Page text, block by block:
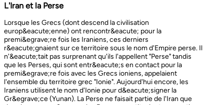
L'Iran et la Perse
Lorsque les Grecs (dont descend la civilisation europ&eacute;enne) ont rencontr&eacute; pour la premi&egrave;re fois les Iraniens, ces derniers r&eacute;gnaient sur ce territoire sous le nom d'Empire perse. Il n'&eacute;tait pas surprenant qu'ils l'appellent "Perse" tandis que les Perses, qui sont entr&eacute;s en contact pour la premi&egrave;re fois avec les Grecs ioniens, appelaient l'ensemble du territoire grec "Ionie". Aujourd'hui encore, les Iraniens utilisent le nom d'Ionie pour d&eacute;signer la Gr&egrave;ce (Yunan). La Perse ne faisait partie de l'Iran que dans la mesure o&ugrave; les Perses constituaient une partie du peuple iranien. Pourtant, elle avait parfois un sens encore plus large que l'Iran, car ce que l'on appelait historiquement la Perse ou l'empire perse comprenait non seulement un territoire beaucoup plus vaste que l'Iran actuel, mais aussi des pays et des peuples non iraniens comme l'&Eacute;gypte. "Perse" est rest&eacute; le terme europ&eacute;en pour l'Iran jusqu'en 1935, date &agrave; laquelle le gouvernement iranien a insist&eacute; pour que tous les pays appellent officiellement le pays par ce dernier nom. Mais le terme "Perse" a surv&eacute;cu et, encore aujourd'hui, pour de nombreux Occidentaux, la "Perse" a une connotation historique et culturelle beaucoup plus large que celle v&eacute;hicul&eacute;e par le terme "Iran", qu'ils confondaient parfois avec l'Irak. Beaucoup ne savent plus que l'Iran et la Perse sont la m&ecirc;me chose, pensant que l'Iran est aussi un pays arabe ! L'Iran actuel fait partie du plateau iranien, beaucoup plus vaste, dont l'ensemble a parfois fait partie de l'empire perse. Le pays est vaste, plus grand que le Royaume-Uni, la France, l'Espagne et l'Allemagne r&eacute;unis. Il est accident&eacute; et aride et, &agrave; l'exception de deux r&eacute;gions de plaine, il est constitu&eacute; de montagnes et de d&eacute;serts. Il y a deux grandes rang&eacute;es de montagnes, l'Alborz au nord, qui s'&eacute;tend du Caucase au nord-ouest jusqu'au Khorasan &agrave; l'est, et le Zagros, qui s'&eacute;tend de l'ouest au sud-est. Les grands d&eacute;serts, Dasht-e-Kavir et Dasht-e-Lut, tous deux situ&eacute;s &agrave; l'est, sont pratiquement inhabitables. Les deux r&eacute;gions de plaine sont le littoral de la mer Caspienne, qui se trouve au-dessous du niveau de la mer, a un climat subtropical et est couvert de for&ecirc;ts tropicales, et la plaine du Khuzestan au sud-ouest, qui est une continuation des terres fertiles de la M&eacute;sopotamie et est arros&eacute;e par le seul grand fleuve d'Iran, le Karun. Ainsi, la terre est abondante mais l'eau est rare, contrairement &agrave; un pays comme la Hollande o&ugrave; la terre est rare mais l'eau abondante. La raret&eacute; de l'eau a jou&eacute; un r&ocirc;le majeur non seulement en influen&ccedil;ant la nature et les syst&egrave;mes de l'agriculture iranienne, mais aussi un certain nombre de facteurs sociologiques cl&eacute;s, y compris la cause et la nature des &Eacute;tats iraniens. L'&eacute;tendue des montagnes et du d&eacute;sert a naturellement divis&eacute; la population iranienne en groupes relativement isol&eacute;s. Mais l'aridit&eacute; a jou&eacute; un r&ocirc;le encore plus important &agrave; cet &eacute;gard, et ce au niveau des plus petites unit&eacute;s sociales. Dans la majeure partie du pays, l'agriculture et l'&eacute;levage du b&eacute;tail n'&eacute;taient possibles que l&agrave; o&ugrave; l'eau de pluie naturelle, un petit ruisseau, un canal d'eau souterrain, appel&eacute; Qanat, ou une combinaison de ces &eacute;l&eacute;ments fournissait l'approvisionnement minimal n&eacute;cessaire en eau. Le Qanat ou Kariz est un d&eacute;veloppement ing&eacute;nieux des temps anciens, qui remonte &agrave; bien avant la fondation de l'empire perse. &Agrave; partir d'une nappe phr&eacute;atique existante dans les hautes terres, un tunnel est creus&eacute; sous le sol, en pente descendante vers les basses terres (pr&egrave;s des fermes environnantes) o&ugrave; il remonte &agrave; la surface. L'eau qui s'&eacute;coule de la source par gravit&eacute; est ensuite distribu&eacute;e par d'&eacute;troits canaux l&agrave; o&ugrave; elle est n&eacute;cessaire pour l'irrigation et d'autres usages. Le peuple iranien &Agrave; l'origine, les Iraniens &eacute;taient plus une ethnie qu'une nation et les perses se comptaient comme un groupe parmi un bon nombre des Iraniens. A part le pays qui s'appelle aujourd'hui l'Iran, l'Afghanistan et le Tadjikistan appartiennent &eacute;galement &agrave; un territoire iranien plus large dans leurs concepts historiques et culturels. En plus la domaine culturelle iranienne d&eacute;passe encore plus loin que la fronti&egrave;re de l&rsquo;ensemble de ces trois pays et s'&eacute;tendant jusqu&rsquo;au cot&eacute; nordique de l'Inde, l'Ouzb&eacute;kistan, le Turkm&eacute;nistan, le Caucase et l'Anatolie : Aujourd&rsquo;hui , c&rsquo;est ce que l&rsquo;on appelle &lsquo;&rsquo; Monde Persan&rsquo;&rsquo; La langue persane est une des langues iraniennes, alors qu&rsquo;il en existe d'autres vari&eacute;t&eacute;s dont le kurde et le pashto. En Iran, certaines langues locales sont encore parl&eacute;es en tant que des langues vivantes tandis que d&rsquo;autre langues r&eacute;gionales que l&rsquo;iranienne sont &eacute;galement parl&eacute;s en Iran tels que le turc et l&rsquo;arabe. En plus, d'autres formats de la langue persane sont parl&eacute;es en Afghanistan et au Tadjikistan, si bien que les r&eacute;sidents dans ces trois pays arrivent &agrave; se comprendre lors de la conversation et de la communication litt&eacute;raire. Egalement d'autres dialectes persans sont parl&eacute;s en Iran. A vraie dire , n&rsquo;importe quel argument &agrave; propos de l&rsquo;histoire de l&rsquo;Iran, de son &eacute;conomie et de sa politique ne serait pas raisonnable sauf qu&rsquo;on puisse tenir en compte les nomades qui ont &eacute;tabli leurs royaume &agrave; partir de l&rsquo;&eacute;poque des Perses au Qajars qui r&eacute;gnaient jusuq&rsquo;aux20&egrave;me si&egrave;cle. Suit &agrave; la recherches des p&acirc;turages encore plus verts et des sols fertils, diff&eacute;rents &eacute;thnies comme le turques, sont partis vers les r&eacute;gions au nord, nord-est et l&rsquo;est de la Perse . Apr&egrave;s avoir s&rsquo;h&eacute;berger , ils fallait qu&rsquo;ils se pr&eacute;par&egrave;rent pour faire face aux &eacute;nemies etrang&egrave;res . La s&egrave;cheresse, l&rsquo;aridit&eacute; et la densit&eacute; de la population dan leurs propres r&eacute;gions fut la cause de l&rsquo;immigration vers la Perse. D&rsquo;autre part la manqu&eacute; de la pluie et l&rsquo;aridit&eacute; en Iran causait la miragartion des gens vers des r&eacute;gions plus verts : ils se d&eacute;pla&ccedil;aient tous les ann&eacute;es, pour aller vers les r&eacute;gions o&ugrave; il faisait agr&eacute;able pendant l&rsquo;hiver et des r&eacute;gions o&ugrave; le climat faisait moins chaud au cours de l&rsquo;&eacute;t&eacute;. En comparaison avec les les s&eacute;dentaires, les nomades ont des puissances militaires et ils sont plus dynamiques, et plus nombreux que les villageoises qu'ils attaquaient. Ces particularit&eacute;s permettent &agrave; une tribu ou &agrave; un ensemble de tribus de faire diriger les autres vers la formation d&rsquo;un &eacute;tat central : Ensuite il faisait les n&eacute;cessaires pour collecter directement ou via un moyen indirect, la totalit&eacute; des produits agricoles exc&eacute;dentaires pour fournir les affaires financi&egrave;res. Ainsi il devient un &eacute;tat central et capable &agrave; taille de contr&ocirc;ler, d'administrer et de d&eacute;fendre ses vastes territoires. La plupart des souverains iraniens se d&eacute;pla&ccedil;aient la plupart du temps et cette caract&eacute;ristique est racin&eacute; dans leurs origines et leurs esprits. Par exemple les Ach&eacute;m&eacute;nides dirigeaient leurs trois capitales et se d&eacute;pla&ccedil;aient entre : Suse, Pers&eacute;polis et Ecbatane et parfois quatre si on fait inclure la Babylon. D&egrave;s le d&eacute;but ; tous les gouvernements iraniens jusqu&rsquo;au 20&egrave;me si&egrave;cle, on &eacute;t&eacute; fond&eacute;s par des tribus nomades et apr&egrave;s avoir &ecirc;tre uni au sein du gouvernement , il fallait se pr&eacute;parer pour faire face aux d&eacute;fis comme l&rsquo;invasion des nomades dans le pays et ceux qui pourraient attaquer depuis des terres au-del&agrave; des fronti&egrave;res. D'une mani&egrave;re historique, l'Iran a &eacute;t&eacute; le carrefour entre l'Asie et l'Europe, l'Est et l'Ouest. Les personnes, les biens ainsi que les croyances, les normes et produits culturels y sont pass&eacute;s, g&eacute;n&eacute;ralement d'est en ouest, mais pas toujours. L'influence orientale &eacute;tait telle que beaucoup des anciens mythes et l&eacute;gendes iraniens provenaient des terres orientales de l'Iran, bien que l'islam et les Arabes soient venus de la direction oppos&eacute;e. Cette situation g&eacute;ographique particuli&egrave;re a donn&eacute; lieu &agrave; ce que l'on peut appeler &laquo; l'effet carrefour &raquo;, &agrave; la fois d&eacute;stabilisant et enrichissant le pays ; rendant ses habitants hospitaliers et amicaux envers les &eacute;trangers et aussi tr&egrave;s conscients de leur particularit&eacute;. L'une des cons&eacute;quences de l'effet de carrefour est le fait que l'Iran est maintenant peupl&eacute; d&rsquo;une vari&eacute;t&eacute; de communaut&eacute;s ethniques et linguistiques incluant ceux dont la langue maternelle est le persan, ainsi que les Kurdes, les Turcs, les Arabes, les Baloutches, etc. On rencontre les Turcophones dans la r&eacute;gion Nord-ouest de l'Azerba&iuml;djan, aujourd'hui divis&eacute;e en plusieurs provinces, &agrave; la fronti&egrave;re de la Turquie et du Caucase. D'autres peuples turcophones, comme les Turkm&egrave;nes du Centre-nord-est et les tribus turcophones comm